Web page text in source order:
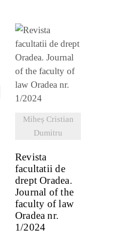
Miheș Cristian
Dumitru
VEZI
DETALII
Revista
facultatii de
drept Oradea.
Journal of the
faculty of law
Oradea nr.
1/2024